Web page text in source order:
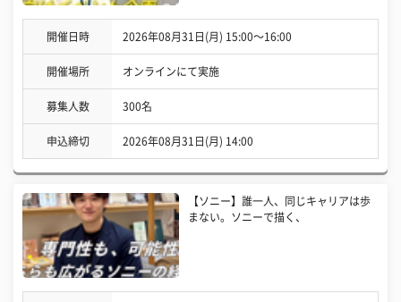
開催日時 2026年08月31日(月) 15:00〜16:00
開催場所 オンラインにて実施
募集人数 300名
申込締切 2026年08月31日(月) 14:00
【ソニー】誰一人、同じキャリアは歩
まない。ソニーで描く、